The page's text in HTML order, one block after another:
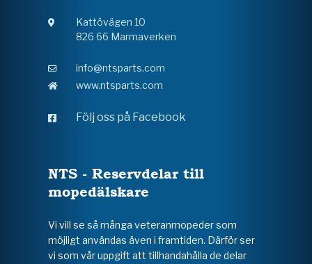
Kattövägen 10
826 66 Marmaverken
info@ntsparts.com
www.ntsparts.com
Följ oss på Facebook
NTS - Reservdelar till
mopedälskare
Vi vill se så många veteranmopeder som
möjligt användas även i framtiden. Därför ser
vi som vår uppgift att tillhandahålla de delar